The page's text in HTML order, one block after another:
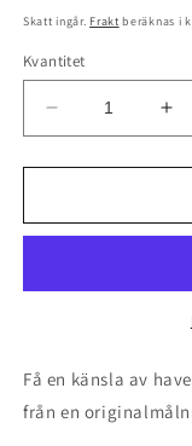
pris
Skatt ingår. Frakt beräknas i
Kvantitet
Minska
kvantitet
för
-
Öka
för
-
Få en känsla av
från en